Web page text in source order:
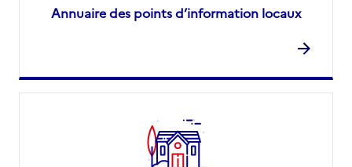
Annuaire des points d’information locaux